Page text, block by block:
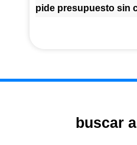
pide presupuesto sin
buscar